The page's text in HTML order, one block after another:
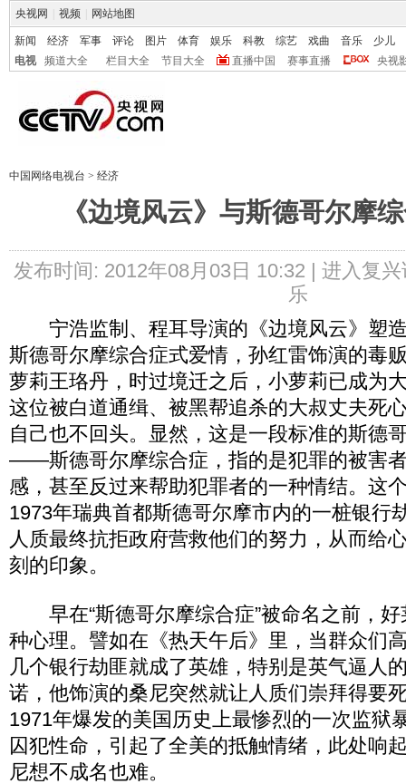
央视网 视频 网站地图
新闻 经济 军事 评论 图片 体育 娱乐 科教 综艺 戏曲 音乐
少儿
电视
频道大全 栏目大全 节目大全 直播中国 赛事直播 央视
中国网络电视台 > 经济
《边境风云》与斯德哥尔摩
发布时间: 2012年08月03日 10:32 | 进入复兴
乐
宁浩监制、程耳导演的《边境风云》塑
斯德哥尔摩综合症式爱情，孙红雷饰演的毒
萝莉王珞丹，时过境迁之后，小萝莉已成为
这位被白道通缉、被黑帮追杀的大叔丈夫死
自己也不回头。显然，这是一段标准的斯德
——斯德哥尔摩综合症，指的是犯罪的被害
感，甚至反过来帮助犯罪者的一种情结。这
1973年瑞典首都斯德哥尔摩市内的一桩银行
人质最终抗拒政府营救他们的努力，从而给
刻的印象。
早在“斯德哥尔摩综合症”被命名之前，好
种心理。譬如在《热天午后》里，当群众们
几个银行劫匪就成了英雄，特别是英气逼人
诺，他饰演的桑尼突然就让人质们崇拜得要
1971年爆发的美国历史上最惨烈的一次监狱
囚犯性命，引起了全美的抵触情绪，此处响
尼想不成名也难。